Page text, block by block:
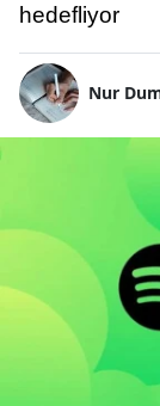
hedefliyor
Nur